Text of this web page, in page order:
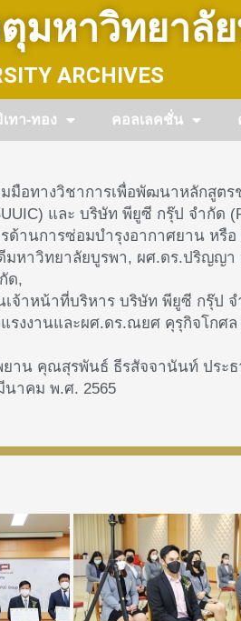
มหาวิทยาลั
ARCHIVES
ทา-ทอง คอลเลคชั่น
อทางวิชาการเพื่อพัฒนาหลักสูต
และ บริษัท พียูซี กรุ๊ป จำกัด
นการซ่อมบำรุงอากาศยาน หรือ
มหาวิทยาลัยบูรพา, ผศ.ดร.ปริญ
ด,
จ้าหน้าที่บริหาร บริษัท พียูซี กรุ๊ป
รงงานและผศ.ดร.ณยศ คุรุกิจโก
าน คุณสุรพันธ์ ธีรสัจจานันท์ ประ
าคม พ.ศ. 2565